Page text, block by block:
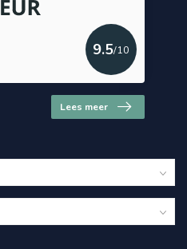
9.5/10
Lees meer